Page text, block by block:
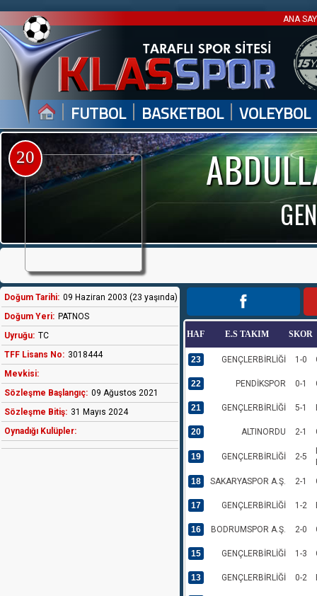
ANA
| FUTBOL | BASKETBOL | VOLEYBOL
20
Doğum Tarihi: 09 Haziran 2003 (23 yaşında)
Doğum Yeri: PATNOS
Uyruğu: TC
TFF Lisans No: 3018444
Mevkisi:
Sözleşme Başlangıç: 09 Ağustos 2021
Sözleşme Bitiş: 31 Mayıs 2024
Oynadığı Kulüpler:
HAF E.S TAKIM SKOR
23 GENÇLERBİRLİĞİ 1-0
22 PENDİKSPOR 0-1
21 GENÇLERBİRLİĞİ 5-1
20 ALTINORDU 2-1
19 GENÇLERBİRLİĞİ 2-5
18
SAKARYASPOR A.Ş. 2-1
17 GENÇLERBİRLİĞİ 1-2
16 BODRUMSPOR A.Ş. 2-0
15 GENÇLERBİRLİĞİ 1-3
13 GENÇLERBİRLİĞİ 0-2